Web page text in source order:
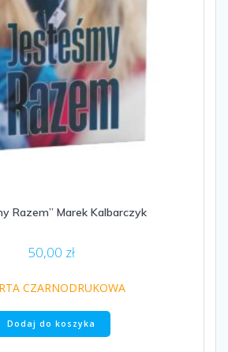
Razem” Marek Kalbarczyk
50,00 zł
CZARNODRUKOWA
Dodaj do koszyka